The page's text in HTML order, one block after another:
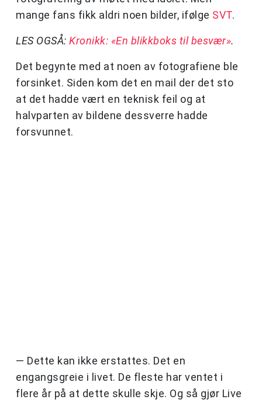
mange fans fikk aldri noen bilder, ifølge SVT.
LES OGSÅ: Kronikk: «En blikkboks til besvær».
Det begynte med at noen av fotografiene ble
forsinket. Siden kom det en mail der det sto
at det hadde vært en teknisk feil og at
halvparten av bildene dessverre hadde
forsvunnet.
— Dette kan ikke erstattes. Det en
engangsgreie i livet. De fleste har ventet i
flere år på at dette skulle skje. Og så gjør Live